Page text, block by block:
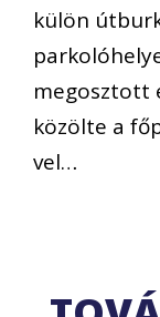
külön
megosztott
közölte a
vel…